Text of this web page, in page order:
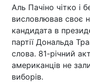
Аль Пачіно чітко і
висловлював своє
кандидата в
партії Дональда
слова. 81-річний
американців не
виборів.